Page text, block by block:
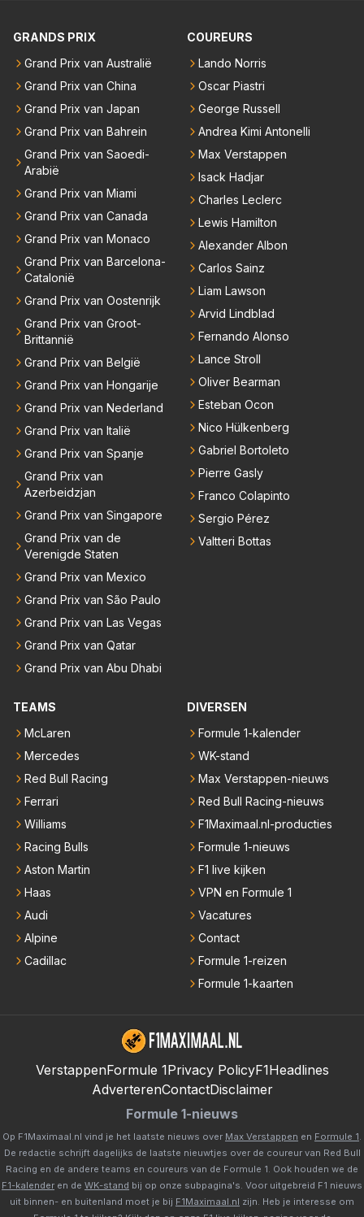
emand weet wat er zich afspeelt achter gesloten de
iedereen is vertrokken. Dat er nu een paar jaar acht
er elkaar mensen een andere uitdagingen zoeken of
niet meer in de F1 willen werken is niet zo gek als de
meesten van hen al sinds dat RB hun intrede deed a
anwezig waren. De mensen die nu een aantal van di
e lege plaatsen op gaan vullen hebben ook al jaren
binnen RB gewerkt en zijn voor Max geen vreemde
n meer. Ook andere teams verliezen mensen. Er wo
rdt teveel drama van gemaakt.
GRANDS PRIX
Grand Prix van Australië
Grand Prix van China
Grand Prix van Japan
Grand Prix van Bahrein
Grand Prix van Saoedi-
Arabië
Grand Prix van Miami
Grand Prix van Canada
Grand Prix van Monaco
Grand Prix van Barcelona-
Catalonië
Grand Prix van Oostenrijk
Grand Prix van Groot-
Brittannië
Grand Prix van België
Grand Prix van Hongarije
Grand Prix van Nederland
Grand Prix van Italië
Grand Prix van Spanje
Grand Prix van
Azerbeidzjan
Grand Prix van Singapore
Grand Prix van de
Verenigde Staten
Grand Prix van Mexico
Grand Prix van São Paulo
Grand Prix van Las Vegas
Grand Prix van Qatar
Grand Prix van Abu Dhabi
COUREURS
Lando Norris
Oscar Piastri
George Russell
Andrea Kimi Antonelli
Max Verstappen
Isack Hadjar
Charles Leclerc
Lewis Hamilton
Alexander Albon
Carlos Sainz
Liam Lawson
Arvid Lindblad
Fernando Alonso
Lance Stroll
Oliver Bearman
Esteban Ocon
Nico Hülkenberg
Gabriel Bortoleto
Pierre Gasly
Franco Colapinto
Sergio Pérez
Valtteri Bottas
TEAMS
McLaren
Mercedes
Red Bull Racing
Ferrari
Williams
Racing Bulls
Aston Martin
Haas
Audi
Alpine
Cadillac
DIVERSEN
Formule 1-kalender
WK-stand
Max Verstappen-nieuws
Red Bull Racing-nieuws
F1Maximaal.nl-producties
Formule 1-nieuws
F1 live kijken
VPN en Formule 1
Vacatures
Contact
Formule 1-reizen
Formule 1-kaarten
VerstappenFormule 1Privacy PolicyF1Headlines
AdverterenContactDisclaimer
Formule 1-nieuws
Op F1Maximaal.nl vind je het laatste nieuws over Max Verstappen en Formule 1.
De redactie schrijft dagelijks de laatste nieuwtjes over de coureur van Red Bull
Racing en de andere teams en coureurs van de Formule 1. Ook houden we de
F1-kalender en de WK-stand bij op onze subpagina's. Voor uitgebreid F1 nieuws
uit binnen- en buitenland moet je bij F1Maximaal.nl zijn. Heb je interesse om